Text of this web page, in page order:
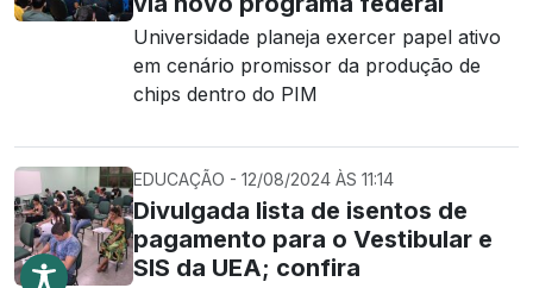
Universidade planeja exercer papel ativo
em cenário promissor da produção de
chips dentro do PIM
EDUCAÇÃO - 12/08/2024 ÀS 11:14
Divulgada lista de isentos de
pagamento para o Vestibular e
SIS da UEA; confira